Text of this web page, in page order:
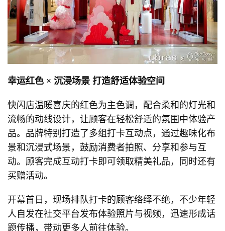
幸运红色 × 沉浸场景 打造舒适体验空间
快闪店温暖喜庆的红色为主色调，配合柔和的灯光和
流畅的动线设计，让顾客在轻松舒适的氛围中体验产
品。品牌特别打造了多组打卡互动点，通过趣味化布
景和沉浸式场景，鼓励消费者拍照、分享和参与互
动。顾客完成互动打卡即可领取精美礼品，同时还有
买赠活动。
开幕首日，现场排队打卡的顾客络绎不绝，不少年轻
人自发在社交平台发布体验照片与视频，迅速形成话
题传播，带动更多人前往体验。